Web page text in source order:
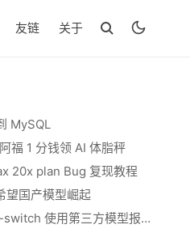
友链 关于
MySQL
福 1 分钱领 AI 体脂秤
20x plan Bug 复现教程
望国产模型崛起
解决 Codex 使用 cc-switch 使用第三方模型报错 We&#039;re currently experiencing high demand, which may cause temporary errors.